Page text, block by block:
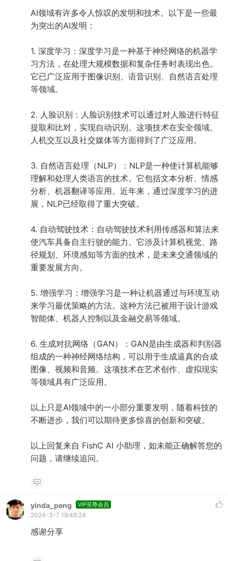
AI领域有许多令人惊叹的发明和技术。以下是一些最
为突出的AI发明：
1. 深度学习：深度学习是一种基于神经网络的机器学
习方法，在处理大规模数据和复杂任务时表现出色。
它已广泛应用于图像识别、语音识别、自然语言处理
等领域。
2. 人脸识别：人脸识别技术可以通过对人脸进行特征
提取和比对，实现自动识别。这项技术在安全领域、
人机交互以及社交媒体等方面得到了广泛应用。
3. 自然语言处理（NLP）：NLP是一种使计算机能够
理解和处理人类语言的技术。它包括文本分析、情感
分析、机器翻译等应用。近年来，通过深度学习的进
展，NLP已经取得了重大突破。
4. 自动驾驶技术：自动驾驶技术利用传感器和算法来
使汽车具备自主行驶的能力。它涉及计算机视觉、路
径规划、环境感知等方面的技术，是未来交通领域的
重要发展方向。
5. 增强学习：增强学习是一种让机器通过与环境互动
来学习最优策略的方法。这种方法已被用于设计游戏
智能体、机器人控制以及金融交易等领域。
6. 生成对抗网络（GAN）：GAN是由生成器和判别器
组成的一种神经网络结构，可以用于生成逼真的合成
图像、视频和音频。这项技术在艺术创作、虚拟现实
等领域具有广泛应用。
以上只是AI领域中的一小部分重要发明，随着科技的
不断进步，我们可以期待更多惊喜的创新和突破。
以上回复来自 FishC AI 小助理，如未能正确解答您的
问题，请继续追问。
yinda_peng VIP至尊会员
2024-3-7 19:48:24
感谢分享